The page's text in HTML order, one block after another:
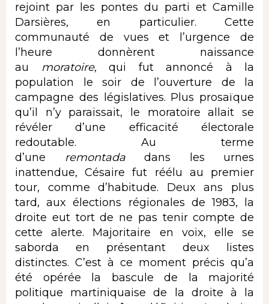
rejoint par les pontes du parti et Camille
Darsières, en particulier. Cette
communauté de vues et l’urgence de
l’heure donnèrent naissance
au moratoire, qui fut annoncé à la
population le soir de l’ouverture de la
campagne des législatives. Plus prosaïque
qu’il n’y paraissait, le moratoire allait se
révéler d’une efficacité électorale
redoutable. Au terme
d’une remontadadans les urnes
inattendue, Césaire fut réélu au premier
tour, comme d’habitude. Deux ans plus
tard, aux élections régionales de 1983, la
droite eut tort de ne pas tenir compte de
cette alerte. Majoritaire en voix, elle se
saborda en présentant deux listes
distinctes. C’est à ce moment précis qu’a
été opérée la bascule de la majorité
politique martiniquaise de la droite à la